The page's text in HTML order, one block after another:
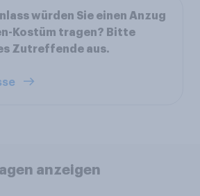
würden Sie einen Anzug
Kostüm tragen? Bitte
Zutreffende aus.
anzeigen